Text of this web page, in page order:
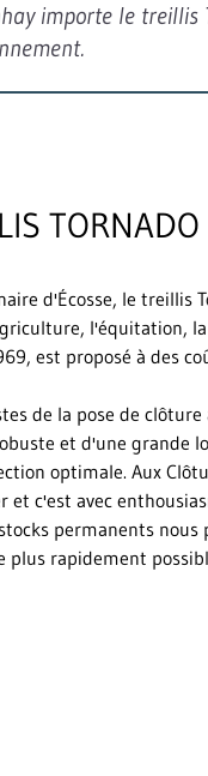
importe le
TORNADO
d'Écosse, le treillis
l'équitation,
est proposé à des
de la pose de
et d'une grande
optimale. Aux
c'est avec
permanents
plus rapidement